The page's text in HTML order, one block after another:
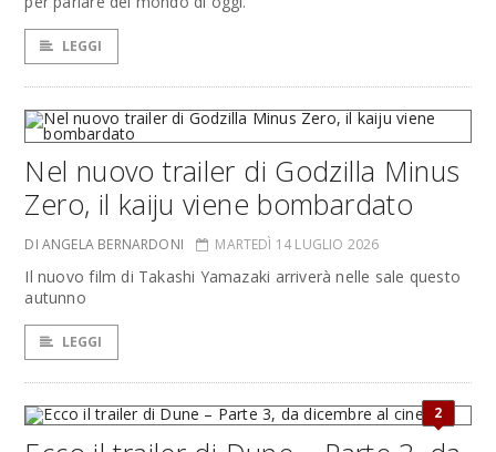
LEGGI
Nel nuovo trailer di Godzilla Minus
Zero, il kaiju viene bombardato
DI ANGELA BERNARDONI MARTEDÌ 14 LUGLIO 2026
Il nuovo film di Takashi Yamazaki arriverà nelle sale questo
autunno
LEGGI
2